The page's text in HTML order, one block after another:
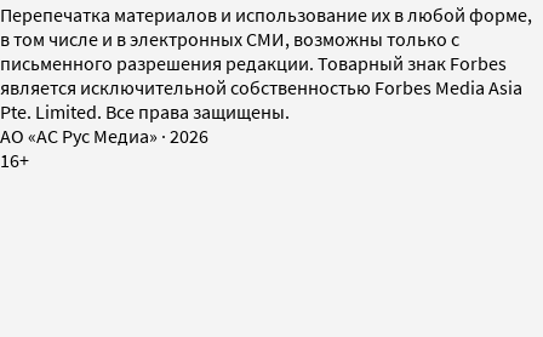
Перепечатка материалов и использование их в любой форме,
в том числе и в электронных СМИ, возможны только с
письменного разрешения редакции. Товарный знак Forbes
является исключительной собственностью Forbes Media Asia
Pte. Limited. Все права защищены.
AO «АС Рус Медиа» · 2026
16+